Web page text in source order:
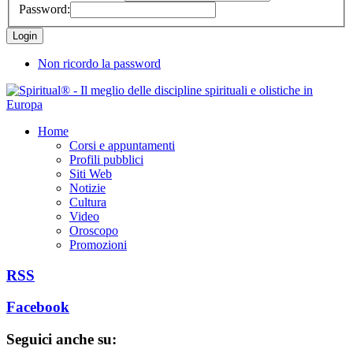
Password:
Non ricordo la password
Home
Corsi e appuntamenti
Profili pubblici
Siti Web
Notizie
Cultura
Video
Oroscopo
Promozioni
RSS
Facebook
Seguici anche su: